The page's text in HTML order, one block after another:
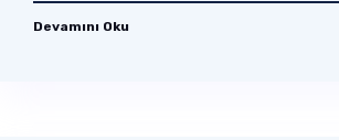
Devamını Oku